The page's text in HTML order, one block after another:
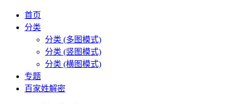
首页
分类
分类 (多图模式)
分类 (竖图模式)
分类 (横图模式)
专题
百家姓解密